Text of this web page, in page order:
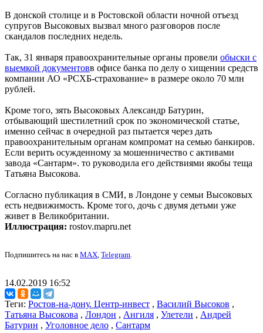
В донской столице и в Ростовской области ночной отъезд
супругов Высоковых вызвал много разговоров после
скандалов последних недель.
Так, 31 января правоохранительные органы провели обыски с
выемкой документовв офисе банка по делу о хищении средств
компании АО «РСХБ-страхование» в размере около 70 млн
рублей.
Кроме того, зять Высоковых Александр Батурин,
отбывающий шестилетний срок по экономической статье,
именно сейчас в очередной раз пытается через дать
правоохранительным органам компромат на семью банкиров.
Если верить осужденному за мошенничество с активами
завода «Сантарм». то руководила его действиями якобы теща
Татьяна Высокова.
Согласно публикация в СМИ, в Лондоне у семьи Высоковых
есть недвижимость. Кроме того, дочь с двумя детьми уже
живет в Великобритании.
Иллюстрация: rostov.mapru.net
Подпишитесь на нас в MAX, Telegram.
14.02.2019 16:52
Теги: Ростов-на-дону. Центр-инвест , Василий Высоков ,
Татьяна Высокова , Лондон , Ангиля , Улетели , Андрей
Батурин , Уголовное дело , Сантарм